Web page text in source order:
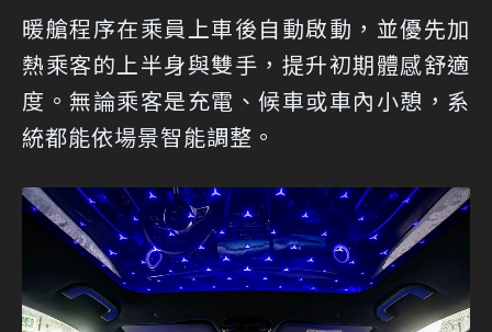
暖艙程序在乘員上車後自動啟動，並優先加
熱乘客的上半身與雙手，提升初期體感舒適
度。無論乘客是充電、候車或車內小憩，系
統都能依場景智能調整。